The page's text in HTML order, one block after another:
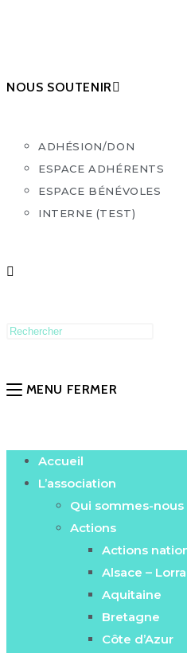
NOUS SOUTENIR
ADHÉSION/DON
ESPACE ADHÉRENTS
ESPACE BÉNÉVOLES
INTERNE (TEST)
MENU FERMER
Accueil
L’association
Qui sommes-nous
Actions
Actions
Alsace –
Aquitaine
Bretagne
Côte d’Azur